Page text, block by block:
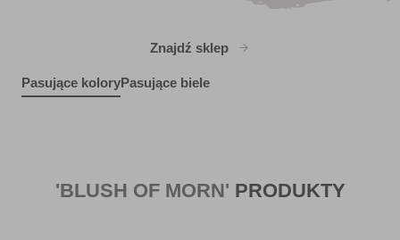
Znajdź sklep
Pasujące koloryPasujące biele
'BLUSH OF MORN' PRODUKTY